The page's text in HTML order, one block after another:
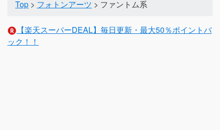
Top > フォトンアーツ > ファントム系
【楽天スーパーDEAL】毎日更新・最大50％ポイントバ
ック！！